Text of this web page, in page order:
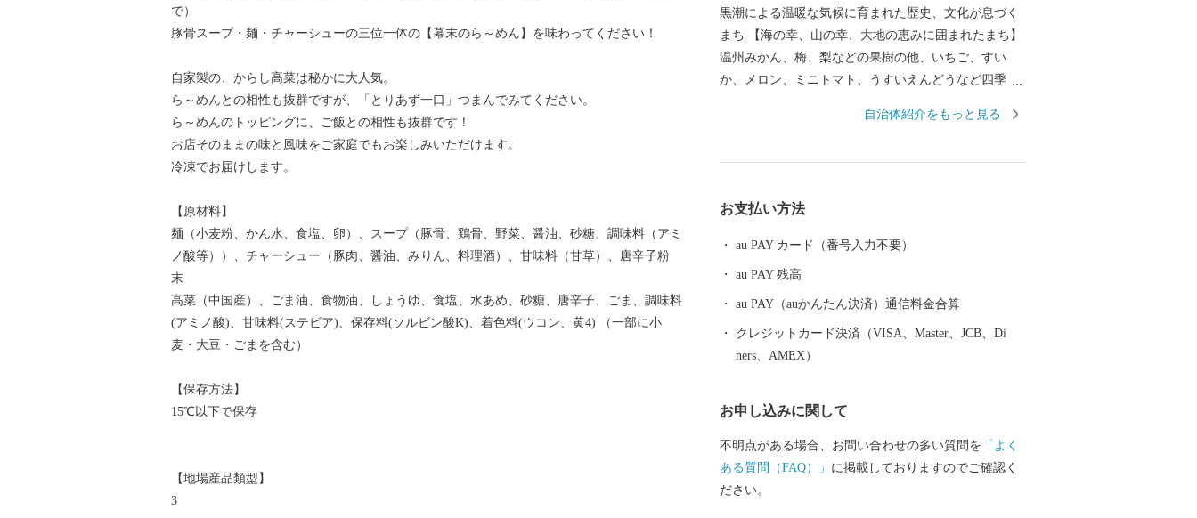
で）
豚骨スープ・麺・チャーシューの三位一体の【幕末のら～めん】を味わってください！
自家製の、からし高菜は秘かに大人気。
ら～めんとの相性も抜群ですが、「とりあず一口」つまんでみてください。
ら～めんのトッピングに、ご飯との相性も抜群です！
お店そのままの味と風味をご家庭でもお楽しみいただけます。
冷凍でお届けします。
【原材料】
麺（小麦粉、かん水、食塩、卵）、スープ（豚骨、鶏骨、野菜、醤油、砂糖、調味料（アミ
ノ酸等））、チャーシュー（豚肉、醤油、みりん、料理酒）、甘味料（甘草）、唐辛子粉
末
高菜（中国産）、ごま油、食物油、しょうゆ、食塩、水あめ、砂糖、唐辛子、ごま、調味料
(アミノ酸)、甘味料(ステビア)、保存料(ソルビン酸K)、着色料(ウコン、黄4) （一部に小
麦・大豆・ごまを含む）
【保存方法】
15℃以下で保存
【地場産品類型】
3
黒潮による温暖な気候に育まれた歴史、文化が息づく
まち 【海の幸、山の幸、大地の恵みに囲まれたまち】
温州みかん、梅、梨などの果樹の他、いちご、すい
か、メロン、ミニトマト、うすいえんどうなど四季
紀伊水道の豊かな漁場では、あじ、さば、タチウオ、
知られています。 【自然あふれる豊かなまち】 いちご
場があり、大阪から約2時間、気軽にアウトドアが楽し
めます。 【歴史とロマンが息づくまち】 熊野古道（紀
伊路）にある旧跡をはじめ、「御坊」の由来となった
暮らせるための福祉の充実に活用いたします。 笑顔あ
自治体紹介をもっと見る
お支払い方法
au PAY カード（番号入力不要）
au PAY 残高
au PAY（auかんたん決済）通信料金合算
クレジットカード決済（VISA、Master、JCB、Di
ners、AMEX）
お申し込みに関して
不明点がある場合、お問い合わせの多い質問を 「よく
ある質問（FAQ）」 に掲載しておりますのでご確認く
ださい。